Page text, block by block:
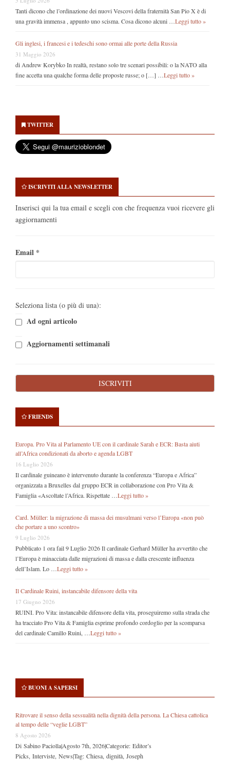
Tanti dicono che l’ordinazione dei nuovi Vescovi della fraternità San Pio X è di
una gravità immensa , appunto uno scisma. Cosa dicono alcuni … Leggi tutto »
Gli inglesi, i francesi e i tedeschi sono ormai alle porte della Russia
31 Maggio 2026
di Andrew Korybko In realtà, restano solo tre scenari possibili: o la NATO alla
fine accetta una qualche forma delle proposte russe; o […] … Leggi tutto »
Sidebar
TWITTER
ISCRIVITI ALLA NEWSLETTER
Inserisci qui la tua email e scegli con che frequenza vuoi ricevere gli
aggiornamenti
Email *
Seleziona lista (o più di una):
Ad ogni articolo
Aggiornamenti settimanali
FRIENDS
Europa. Pro Vita al Parlamento UE con il cardinale Sarah e ECR: Basta aiuti
all’Africa condizionati da aborto e agenda LGBT
16 Luglio 2026
Il cardinale guineano è intervenuto durante la conferenza “Europa e Africa”
organizzata a Bruxelles dal gruppo ECR in collaborazione con Pro Vita &
Famiglia «Ascoltate l’Africa. Rispettate … Leggi tutto »
Card. Müller: la migrazione di massa dei musulmani verso l’Europa «non può
che portare a uno scontro»
9 Luglio 2026
Pubblicato 1 ora fail 9 Luglio 2026 Il cardinale Gerhard Müller ha avvertito che
l’Europa è minacciata dalle migrazioni di massa e dalla crescente influenza
dell’Islam. Lo … Leggi tutto »
Il Cardinale Ruini, instancabile difensore della vita
17 Giugno 2026
RUINI. Pro Vita: instancabile difensore della vita, proseguiremo sulla strada che
ha tracciato Pro Vita & Famiglia esprime profondo cordoglio per la scomparsa
del cardinale Camillo Ruini, … Leggi tutto »
BUONI A SAPERSI
Ritrovare il senso della sessualità nella dignità della persona. La Chiesa cattolica
al tempo delle “veglie LGBT”
8 Agosto 2026
Di Sabino Paciolla|Agosto 7th, 2026|Categorie: Editor’s
Picks, Interviste, News|Tag: Chiesa, dignità, Joseph